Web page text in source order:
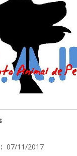
07/11/2017